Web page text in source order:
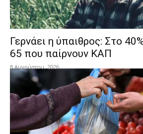
Γερνάει η ύπαιθρος: Στο
65 που παίρνουν ΚΑΠ
8 Αυγούστου, 2026